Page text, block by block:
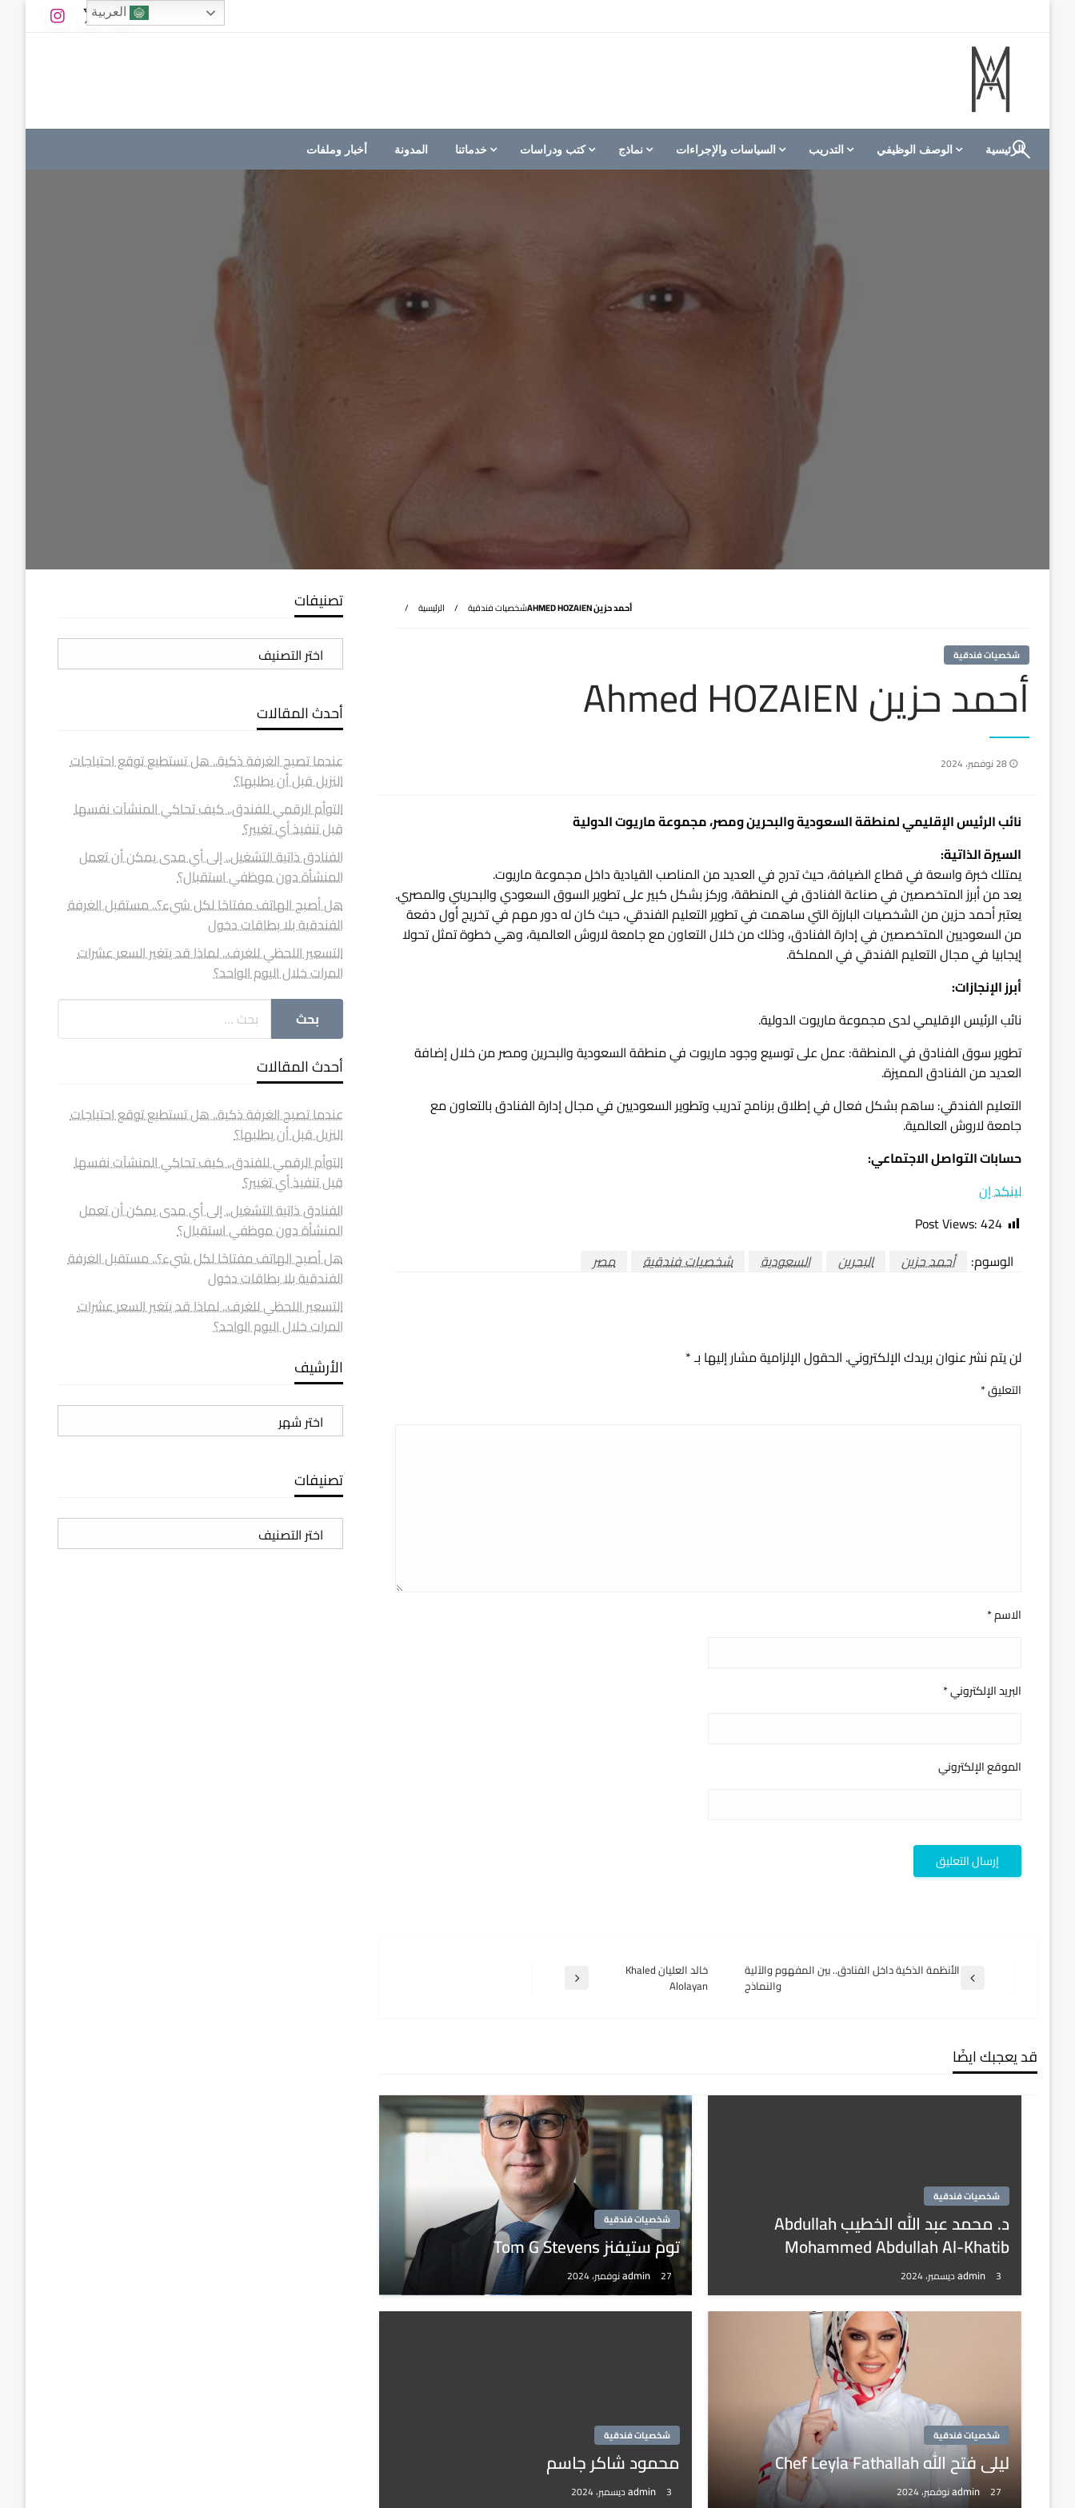
M A hotels | إم ايه هوتيلز
الموقع الأول للعاملين في الفنادق في العالم العربي
الرئيسية الوصف الوظيفي التدريب السياسات والإجراءات نماذج كتب ودراسات خدماتنا المدونة أخبار وملفات
الرئيسية شخصيات فندقية أحمد حزين AHMED HOZAIEN
شخصيات فندقية
أحمد حزين Ahmed HOZAIEN
نُشر
28 نوفمبر، 2024
نائب الرئيس الإقليمي لمنطقة السعودية والبحرين ومصر، مجموعة ماريوت الدولية
السيرة الذاتية:
يمتلك خبرة واسعة في قطاع الضيافة، حيث تدرج في العديد من المناصب القيادية داخل مجموعة ماريوت.
يعد من أبرز المتخصصين في صناعة الفنادق في المنطقة، وركز بشكل كبير على تطوير السوق السعودي والبحريني والمصري.
يعتبر أحمد حزين من الشخصيات البارزة التي ساهمت في تطوير التعليم الفندقي، حيث كان له دور مهم في تخريج أول دفعة
من السعوديين المتخصصين في إدارة الفنادق، وذلك من خلال التعاون مع جامعة لاروش العالمية، وهي خطوة تمثل تحولا
إيجابيا في مجال التعليم الفندقي في المملكة.
أبرز الإنجازات:
نائب الرئيس الإقليمي لدى مجموعة ماريوت الدولية.
تطوير سوق الفنادق في المنطقة: عمل على توسيع وجود ماريوت في منطقة السعودية والبحرين ومصر من خلال إضافة
العديد من الفنادق المميزة.
التعليم الفندقي: ساهم بشكل فعال في إطلاق برنامج تدريب وتطوير السعوديين في مجال إدارة الفنادق بالتعاون مع
جامعة لاروش العالمية.
حسابات التواصل الاجتماعي:
لينكد إن
Post Views:424
الوسوم:
أحمد حزين البحرين السعودية شخصيات فندقية مصر
لن يتم نشر عنوان بريدك الإلكتروني. الحقول الإلزامية مشار إليها بـ*
التعليق*
الاسم*
البريد الإلكتروني*
الموقع الإلكتروني
تصفّح
المقالة
الأنظمة الذكية داخل الفنادق.. بين المفهوم والآلية
والنماذج
المقالة
خالد العليان Khaled
Alolayan
قد يعجبك ايضًا
شخصيات فندقية
د. محمد عبد الله الخطيب Abdullah
Mohammed Abdullah Al-Khatib
admin 3 ديسمبر، 2024
شخصيات فندقية
توم ستيفنز Tom G Stevens
admin 27 نوفمبر، 2024
شخصيات فندقية
ليلى فتح الله Chef Leyla Fathallah
admin 27 نوفمبر، 2024
شخصيات فندقية
محمود شاكر جاسم
admin 3 ديسمبر، 2024
تصنيفات
تصنيفات
أحدث المقالات
عندما تصبح الغرفة ذكية.. هل تستطيع توقع احتياجات
النزيل قبل أن يطلبها؟
التوأم الرقمي للفندق.. كيف تحاكي المنشآت نفسها
قبل تنفيذ أي تغيير؟
الفنادق ذاتية التشغيل.. إلى أي مدى يمكن أن تعمل
المنشأة دون موظفي استقبال؟
هل أصبح الهاتف مفتاحًا لكل شيء؟.. مستقبل الغرفة
الفندقية بلا بطاقات دخول
التسعير اللحظي للغرف.. لماذا قد يتغير السعر عشرات
المرات خلال اليوم الواحد؟
أحدث المقالات
عندما تصبح الغرفة ذكية.. هل تستطيع توقع احتياجات
النزيل قبل أن يطلبها؟
التوأم الرقمي للفندق.. كيف تحاكي المنشآت نفسها
قبل تنفيذ أي تغيير؟
الفنادق ذاتية التشغيل.. إلى أي مدى يمكن أن تعمل
المنشأة دون موظفي استقبال؟
هل أصبح الهاتف مفتاحًا لكل شيء؟.. مستقبل الغرفة
الفندقية بلا بطاقات دخول
التسعير اللحظي للغرف.. لماذا قد يتغير السعر عشرات
المرات خلال اليوم الواحد؟
الأرشيف
الأرشيف
تصنيفات
تصنيفات
العربية